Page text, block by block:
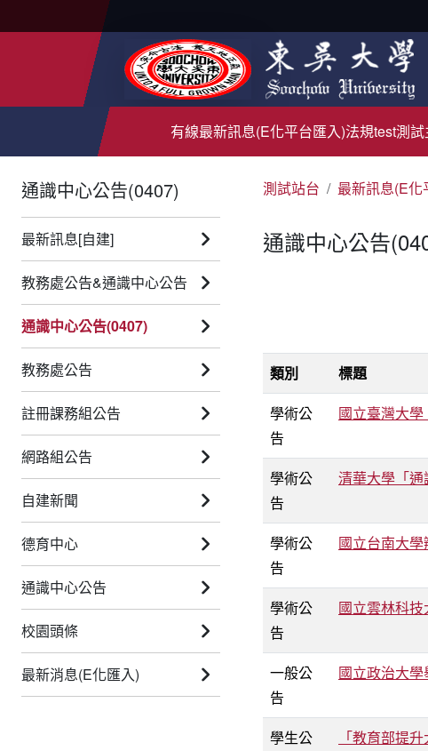
有線最新訊息(E化平台匯入)法規test測
通識中心公告(0407)
最新訊息[自建]
教務處公告&通識中心公告
通識中心公告(0407)
教務處公告
註冊課務組公告
網路組公告
自建新聞
德育中心
通識中心公告
校園頭條
最新消息(E化匯入)
測試站台 最新訊息(E化
通識中心公告
類別 標題
學術公
告
國立臺灣大
學術公
告
清華大學「
學術公
告
國立台南大
學術公
告
國立雲林科
一般公
告
國立政治大學
學生公
「教育部提